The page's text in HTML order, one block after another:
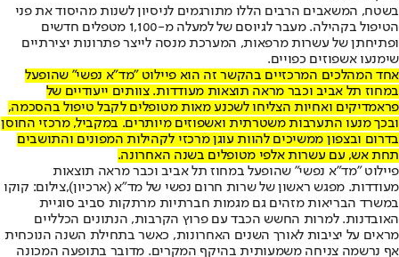
בשטח, המשאבים הרבים הללו מתורגמים לניסיון לשנות מהיסוד את פני
הטיפול בקהילה. מעבר לגיוסם של למעלה מ-1,100 מטפלים חדשים
ופתיחתן של עשרות מרפאות, המערכת מנסה לייצר פתרונות יצירתיים
שימנעו אשפוזים כפויים.
אחד המהלכים המרכזיים בהקשר זה הוא פיילוט "מד"א נפשי" שהופעל
במחוז תל אביב וכבר מראה תוצאות מעודדות. צוותים ייעודיים של
פראמדיקים ואחיות הצליחו לשכנע מאות מטופלים לקבל טיפול בהסכמה,
ובכך מנעו התערבות משטרתית ואשפוזים מיותרים. במקביל, מרכזי החוסן
בדרום ובצפון ממשיכים להוות עוגן מרכזי לקהילות המפונים והתושבים
תחת אש, עם עשרות אלפי מטופלים בשנה האחרונה.
פיילוט "מד"א נפשי" שהופעל במחוז תל אביב וכבר מראה תוצאות
מעודדות. מפגש ראשון של שרות חרום נפשי של מד"א (ארכיון),צילום: קוקו
במשרד הבריאות מזהים גם מגמות חברתיות מרתקות סביב סוגיית
האובדנות. למרות החשש הכבד עם פרוץ הקרבות, הנתונים הכלליים
מראים על יציבות לאורך השנים האחרונות, כאשר בתחילת השנה הנוכחית
אף נרשמה צניחה משמעותית בהיקף המקרים. מדובר בתופעה המכונה